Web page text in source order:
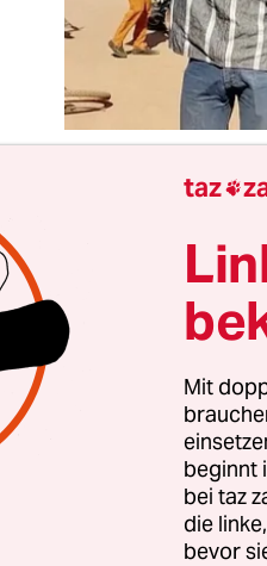
immer das gleiche
Präsidenten
bekannter, aber in
verkündet die
– während auf der
feiern. Im
Guinea
, im Januar
an. Die Abstände
taz 
Mit
beginnt
bei taz
die
bevor